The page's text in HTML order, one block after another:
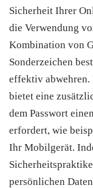
Sicherheit Ihrer
die Verwendung
Kombination von
Sonderzeichen
effektiv
bietet eine
dem Passwort
erfordert, wie
Ihr Mobilgerät.
persönlichen